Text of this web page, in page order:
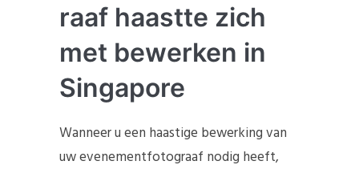
raaf haastte zich
met bewerken in
Singapore
Wanneer u een haastige bewerking van
uw evenementfotograaf nodig heeft,